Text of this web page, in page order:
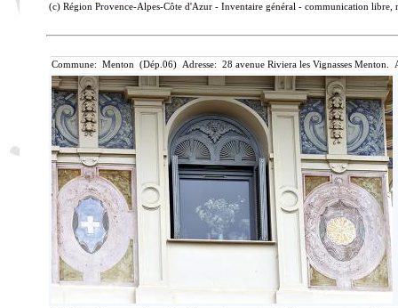
(c) Région Provence-Alpes-Côte d'Azur - Inventaire général - communication libre,
Commune: Menton (Dép.06) Adresse: 28 avenue Riviera les Vignasses